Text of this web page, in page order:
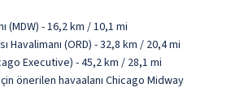
(MDW) - 16,2 km / 10,1 mi
Havalimanı (ORD) - 32,8 km / 20,4 mi
Executive) - 45,2 km / 28,1 mi
önerilen havaalanı Chicago Midway